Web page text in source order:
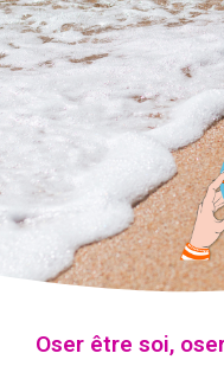
Oser être soi,